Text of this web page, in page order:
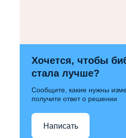
Хочется, чтобы
стала лучше?
Сообщите, какие нужны
получите ответ о решении
Написать